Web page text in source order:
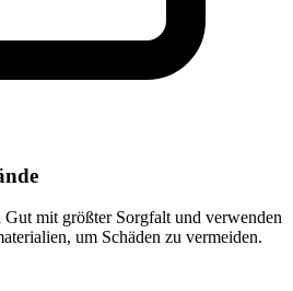
mit größter Sorgfalt und verwenden
um Schäden zu vermeiden.